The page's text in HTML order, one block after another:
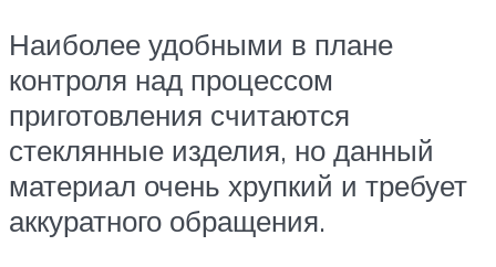
Наиболее удобными в плане
контроля над процессом
приготовления считаются
стеклянные изделия, но данный
материал очень хрупкий и требует
аккуратного обращения.